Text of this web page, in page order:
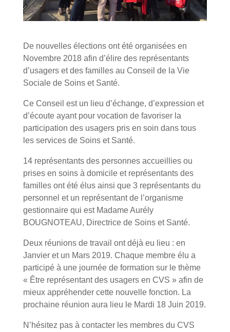
De nouvelles élections ont été organisées en
Novembre 2018 afin d’élire des représentants
d’usagers et des familles au Conseil de la Vie
Sociale de Soins et Santé.
Ce Conseil est un lieu d’échange, d’expression et
d’écoute ayant pour vocation de favoriser la
participation des usagers pris en soin dans tous
les services de Soins et Santé.
14 représentants des personnes accueillies ou
prises en soins à domicile et représentants des
familles ont été élus ainsi que 3 représentants du
personnel et un représentant de l’organisme
gestionnaire qui est Madame Aurély
BOUGNOTEAU, Directrice de Soins et Santé.
Deux réunions de travail ont déjà eu lieu : en
Janvier et un Mars 2019. Chaque membre élu a
participé à une journée de formation sur le thème
« Être représentant des usagers en CVS » afin de
mieux appréhender cette nouvelle fonction. La
prochaine réunion aura lieu le Mardi 18 Juin 2019.
N’hésitez pas à contacter les membres du CVS